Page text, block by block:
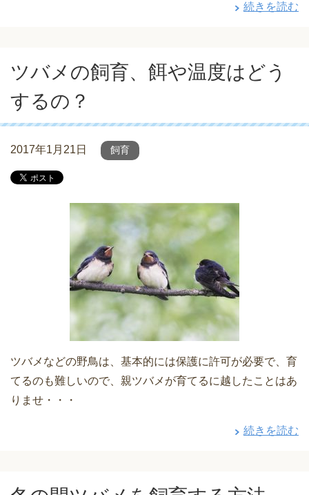
続きを読む
ツバメの飼育、餌や温度はどう
するの？
2017年1月21日 飼育
ツバメなどの野鳥は、基本的には保護に許可が必要で、育
てるのも難しいので、親ツバメが育てるに越したことはあ
りませ・・・
続きを読む